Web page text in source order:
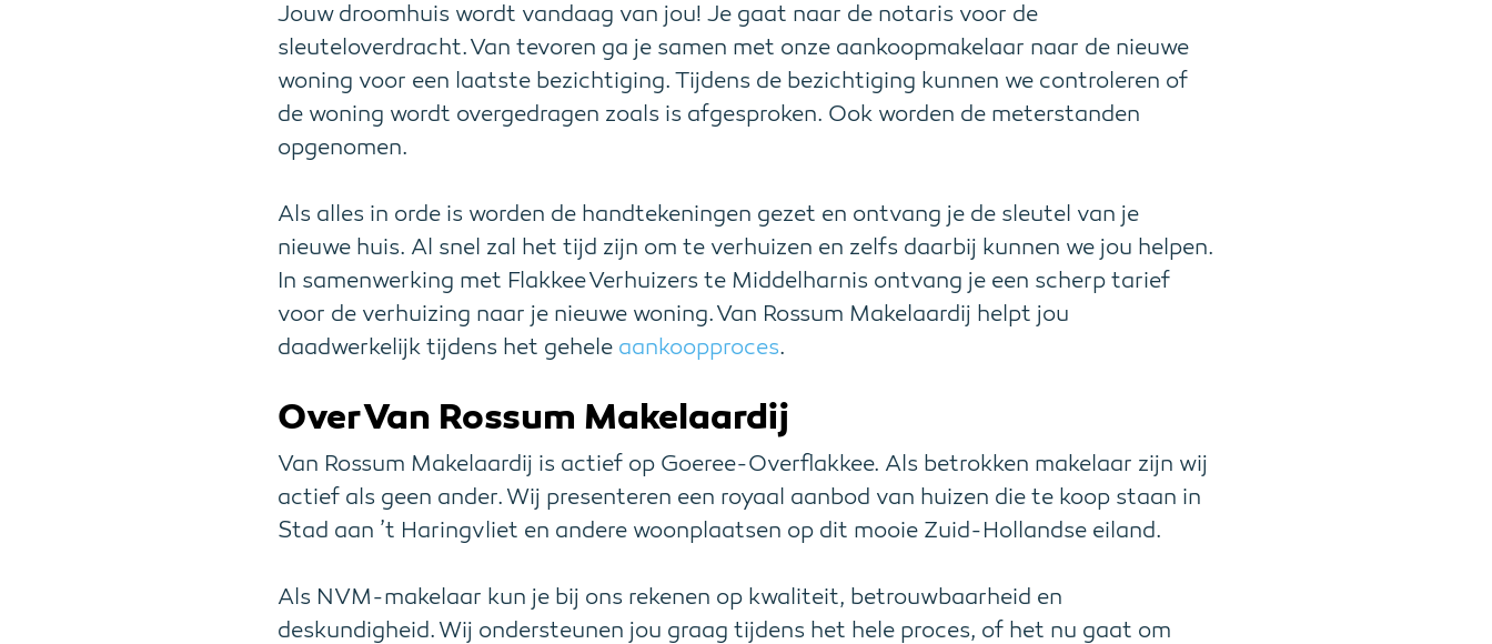
Jouw droomhuis wordt vandaag van jou! Je gaat naar de notaris voor de
sleuteloverdracht. Van tevoren ga je samen met onze aankoopmakelaar naar de nieuwe
woning voor een laatste bezichtiging. Tijdens de bezichtiging kunnen we controleren of
de woning wordt overgedragen zoals is afgesproken. Ook worden de meterstanden
opgenomen.
Als alles in orde is worden de handtekeningen gezet en ontvang je de sleutel van je
nieuwe huis. Al snel zal het tijd zijn om te verhuizen en zelfs daarbij kunnen we jou helpen.
In samenwerking met Flakkee Verhuizers te Middelharnis ontvang je een scherp tarief
voor de verhuizing naar je nieuwe woning. Van Rossum Makelaardij helpt jou
daadwerkelijk tijdens het gehele aankoopproces.
Over Van Rossum Makelaardij
Van Rossum Makelaardij is actief op Goeree-Overflakkee. Als betrokken makelaar zijn wij
actief als geen ander. Wij presenteren een royaal aanbod van huizen die te koop staan in
Stad aan ’t Haringvliet en andere woonplaatsen op dit mooie Zuid-Hollandse eiland.
Als NVM-makelaar kun je bij ons rekenen op kwaliteit, betrouwbaarheid en
deskundigheid. Wij ondersteunen jou graag tijdens het hele proces, of het nu gaat om